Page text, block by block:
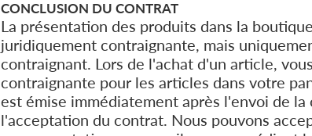
CONCLUSION DU CONTRAT
La présentation des produits dans la
juridiquement contraignante, mais
contraignant. Lors de l'achat d'un article,
contraignante pour les articles dans votre
est émise immédiatement après l'envoi de
l'acceptation du contrat. Nous pouvons